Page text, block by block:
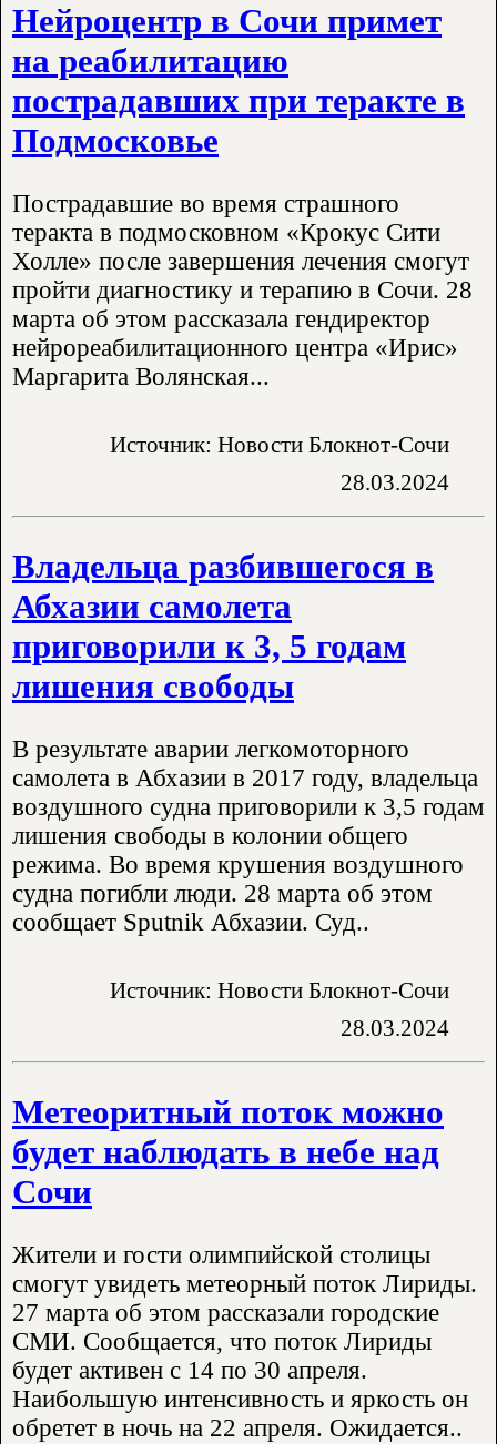
Нейроцентр в Сочи примет
на реабилитацию
пострадавших при теракте в
Подмосковье
Пострадавшие во время страшного
теракта в подмосковном «Крокус Сити
Холле» после завершения лечения смогут
пройти диагностику и терапию в Сочи. 28
марта об этом рассказала гендиректор
нейрореабилитационного центра «Ирис»
Маргарита Волянская...
Источник: Новости Блокнот-Сочи
28.03.2024
Владельца разбившегося в
Абхазии самолета
приговорили к 3, 5 годам
лишения свободы
В результате аварии легкомоторного
самолета в Абхазии в 2017 году, владельца
воздушного судна приговорили к 3,5 годам
лишения свободы в колонии общего
режима. Во время крушения воздушного
судна погибли люди. 28 марта об этом
сообщает Sputnik Абхазии. Суд..
Источник: Новости Блокнот-Сочи
28.03.2024
Метеоритный поток можно
будет наблюдать в небе над
Сочи
Жители и гости олимпийской столицы
смогут увидеть метеорный поток Лириды.
27 марта об этом рассказали городские
СМИ. Сообщается, что поток Лириды
будет активен с 14 по 30 апреля.
Наибольшую интенсивность и яркость он
обретет в ночь на 22 апреля. Ожидается..